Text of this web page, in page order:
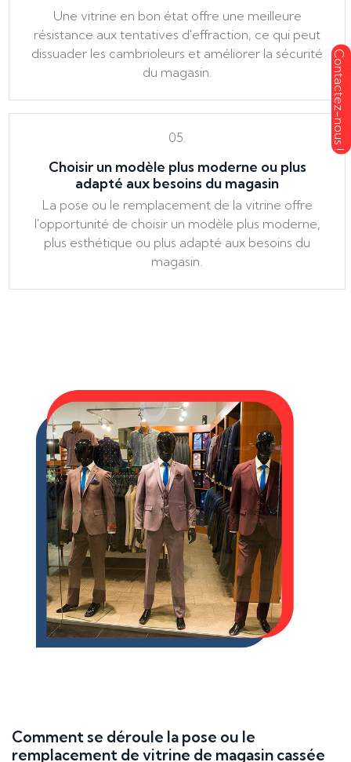
Une vitrine en bon état offre une meilleure
résistance aux tentatives d'effraction, ce qui peut
dissuader les cambrioleurs et améliorer la sécurité
du magasin.
05.
Choisir un modèle plus moderne ou plus
adapté aux besoins du magasin
La pose ou le remplacement de la vitrine offre
l'opportunité de choisir un modèle plus moderne,
plus esthétique ou plus adapté aux besoins du
magasin.
Comment se déroule la pose ou le
remplacement de vitrine de magasin cassée